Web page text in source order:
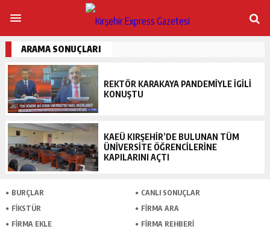
ARAMA SONUÇLARI
REKTÖR KARAKAYA PANDEMIYLE IGILI
KONUŞTU
KAEÜ KIRŞEHIR’DE BULUNAN TÜM
ÜNIVERSITE ÖĞRENCILERINE
KAPILARINI AÇTI
BURÇLAR
CANLI SONUÇLAR
FİKSTÜR
FİRMA ARA
FİRMA EKLE
FİRMA REHBERİ